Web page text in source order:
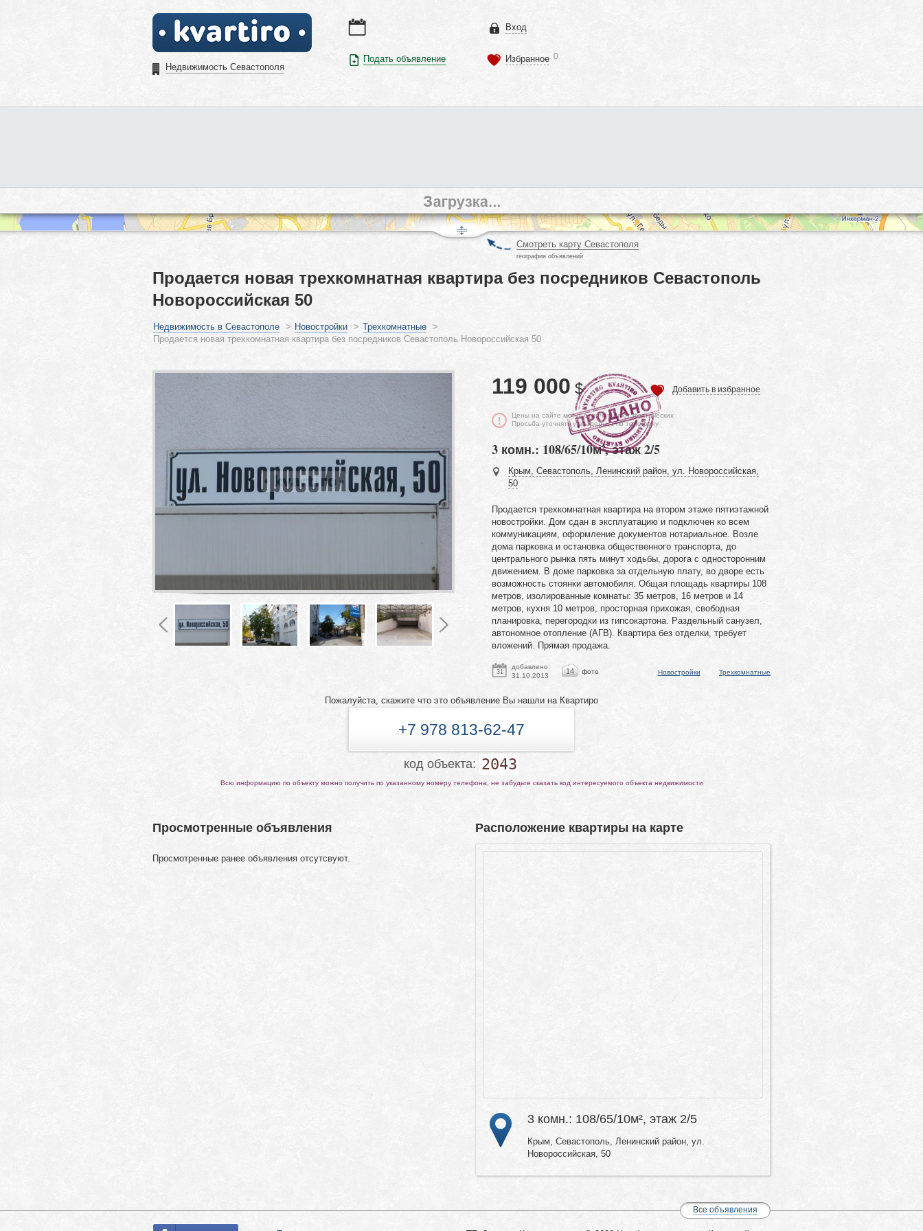
Недвижимость Севастополя
Подать объявление
Вход
Избранное 0
Смотреть карту Севастополя
география объявлений
Продается новая трехкомнатная квартира без посредников Севастополь
Новороссийская 50
Недвижимость в Севастополе > Новостройки > Трехкомнатные >
Продается новая трехкомнатная квартира без посредников Севастополь Новороссийская 50
119 000 $ Добавить в избранное
Цены на сайте могут отличаться от фактических
Просьба уточнять у владельца по телефону
3 комн.: 108/65/10м², этаж 2/5
Крым, Севастополь, Ленинский район, ул. Новороссийская,
50
Продается трехкомнатная квартира на втором этаже пятиэтажной
новостройки. Дом сдан в эксплуатацию и подключен ко всем
коммуникациям, оформление документов нотариальное. Возле
дома парковка и остановка общественного транспорта, до
центрального рынка пять минут ходьбы, дорога с односторонним
движением. В доме парковка за отдельную плату, во дворе есть
возможность стоянки автомобиля. Общая площадь квартиры 108
метров, изолированные комнаты: 35 метров, 16 метров и 14
метров, кухня 10 метров, просторная прихожая, свободная
планировка, перегородки из гипсокартона. Раздельный санузел,
автономное отопление (АГВ). Квартира без отделки, требует
вложений. Прямая продажа.
31
добавлено:
31.10.2013
14 фото Новостройки Трехкомнатные
Пожалуйста, скажите что это объявление Вы нашли на Квартиро
+7 978 813-62-47
код объекта: 2043
Всю информацию по объекту можно получить по указанному номеру телефона, не забудьте сказать код интересуемого объекта недвижимости
Расположение квартиры на карте
3 комн.: 108/65/10м², этаж 2/5
Крым, Севастополь, Ленинский район, ул.
Новороссийская, 50
Просмотренные объявления
Просмотренные ранее объявления отсутсвуют.
Все объявления